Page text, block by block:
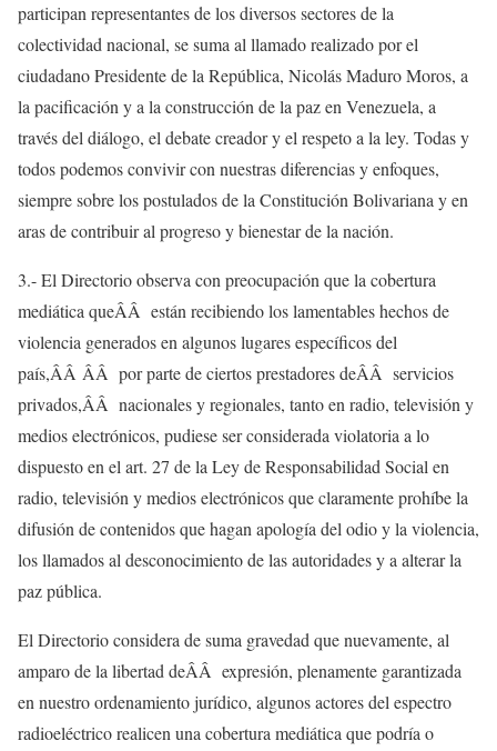
participan representantes de los diversos sectores de la
colectividad nacional, se suma al llamado realizado por el
ciudadano Presidente de la República, Nicolás Maduro Moros, a
la pacificación y a la construcción de la paz en Venezuela, a
través del diálogo, el debate creador y el respeto a la ley. Todas y
todos podemos convivir con nuestras diferencias y enfoques,
siempre sobre los postulados de la Constitución Bolivariana y en
aras de contribuir al progreso y bienestar de la nación.
3.- El Directorio observa con preocupación que la cobertura
mediática queÂÂ están recibiendo los lamentables hechos de
violencia generados en algunos lugares específicos del
país,ÂÂ ÂÂ por parte de ciertos prestadores deÂÂ servicios
privados,ÂÂ nacionales y regionales, tanto en radio, televisión y
medios electrónicos, pudiese ser considerada violatoria a lo
dispuesto en el art. 27 de la Ley de Responsabilidad Social en
radio, televisión y medios electrónicos que claramente prohíbe la
difusión de contenidos que hagan apología del odio y la violencia,
los llamados al desconocimiento de las autoridades y a alterar la
paz pública.
El Directorio considera de suma gravedad que nuevamente, al
amparo de la libertad deÂÂ expresión, plenamente garantizada
en nuestro ordenamiento jurídico, algunos actores del espectro
radioeléctrico realicen una cobertura mediática que podría o